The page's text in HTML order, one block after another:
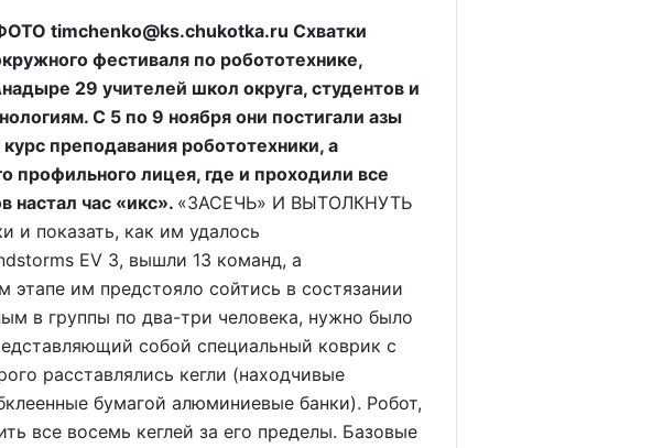
timchenko@ks.chukotka.ru Схватки
фестиваля по робототехнике,
29 учителей школ округа, студентов и
С 5 по 9 ноября они постигали азы
преподавания робототехники, а
профильного лицея, где и проходили все
настал час «икс». «ЗАСЕЧЬ» И ВЫТОЛКНУТЬ
и показать, как им удалось
EV 3, вышли 13 команд, а
этапе им предстояло сойтись в состязании
в группы по два-три человека, нужно было
собой специальный коврик с
расставлялись кегли (находчивые
бумагой алюминиевые банки). Робот,
все восемь кеглей за его пределы. Базовые